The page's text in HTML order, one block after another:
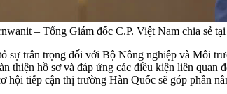
– Tổng Giám đốc C.P. Việt Nam chia sẻ
sự trân trọng đối với Bộ Nông nghiệp và Môi
thiện hồ sơ và đáp ứng các điều kiện liên
hội tiếp cận thị trường Hàn Quốc sẽ góp phần